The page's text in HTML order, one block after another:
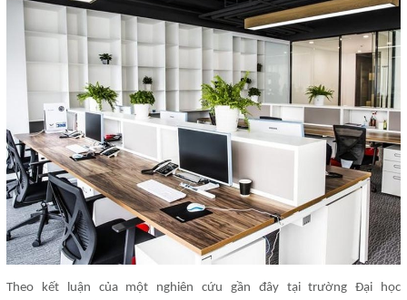
Theo kết luận của một nghiên cứu gần đây tại trường Đại học